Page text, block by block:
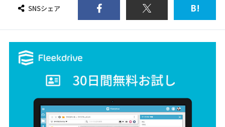
SNSシェア B!